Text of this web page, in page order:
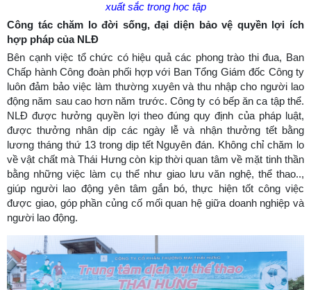
xuất sắc trong học tập
Công tác chăm lo đời sống, đại diện bảo vệ quyền lợi ích
hợp pháp của NLĐ
Bên cạnh việc tổ chức có hiệu quả các phong trào thi đua, Ban
Chấp hành Công đoàn phối hợp với Ban Tổng Giám đốc Công ty
luôn đảm bảo việc làm thường xuyên và thu nhập cho người lao
động năm sau cao hơn năm trước. Công ty có bếp ăn ca tập thể.
NLĐ được hưởng quyền lợi theo đúng quy định của pháp luật,
được thưởng nhân dịp các ngày lễ và nhận thưởng tết bằng
lương tháng thứ 13 trong dịp tết Nguyên đán. Không chỉ chăm lo
về vật chất mà Thái Hưng còn kịp thời quan tâm về mặt tinh thần
bằng những việc làm cụ thể như giao lưu văn nghệ, thể thao..,
giúp người lao động yên tâm gắn bó, thực hiện tốt công việc
được giao, góp phần củng cố mối quan hệ giữa doanh nghiệp và
người lao động.